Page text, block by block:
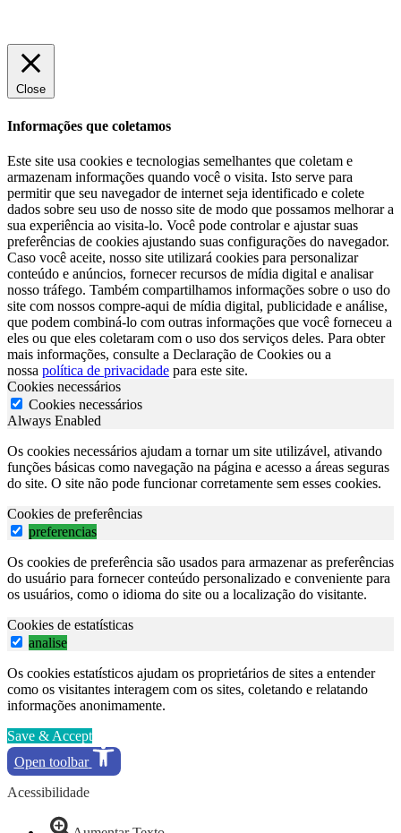
Close
Informações que coletamos
Este site usa cookies e tecnologias semelhantes que coletam e
armazenam informações quando você o visita. Isto serve para
permitir que seu navegador de internet seja identificado e colete
dados sobre seu uso de nosso site de modo que possamos melhorar a
sua experiência ao visita-lo. Você pode controlar e ajustar suas
preferências de cookies ajustando suas configurações do navegador.
Caso você aceite, nosso site utilizará cookies para personalizar
conteúdo e anúncios, fornecer recursos de mídia digital e analisar
nosso tráfego. Também compartilhamos informações sobre o uso do
site com nossos compre-aqui de mídia digital, publicidade e análise,
que podem combiná-lo com outras informações que você forneceu a
eles ou que eles coletaram com o uso dos serviços deles. Para obter
mais informações, consulte a Declaração de Cookies ou a
nossa política de privacidade para este site.
Cookies necessários
Cookies necessários
Always Enabled
Os cookies necessários ajudam a tornar um site utilizável, ativando
funções básicas como navegação na página e acesso a áreas seguras
do site. O site não pode funcionar corretamente sem esses cookies.
Cookies de preferências
preferencias
Os cookies de preferência são usados para armazenar as preferências
do usuário para fornecer conteúdo personalizado e conveniente para
os usuários, como o idioma do site ou a localização do visitante.
Cookies de estatísticas
analise
Os cookies estatísticos ajudam os proprietários de sites a entender
como os visitantes interagem com os sites, coletando e relatando
informações anonimamente.
Save & Accept
Open toolbar
Acessibilidade